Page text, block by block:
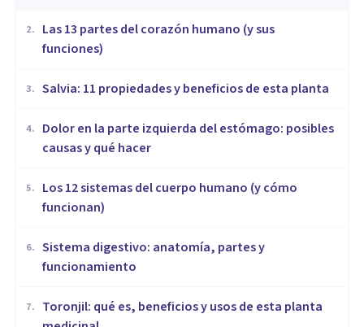
2.
Las 13 partes del corazón humano (y sus
funciones)
3. Salvia: 11 propiedades y beneficios de esta planta
4.
Dolor en la parte izquierda del estómago: posibles
causas y qué hacer
5.
Los 12 sistemas del cuerpo humano (y cómo
funcionan)
6. Sistema digestivo: anatomía, partes y
funcionamiento
7.
Toronjil: qué es, beneficios y usos de esta planta